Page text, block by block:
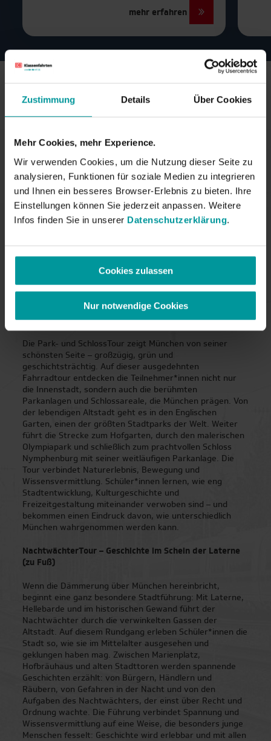
Zustimmung Details Über Cookies
Mehr Cookies, mehr Experience.
Wir verwenden Cookies, um die Nutzung dieser Seite zu
analysieren, Funktionen für soziale Medien zu integrieren
und Ihnen ein besseres Browser-Erlebnis zu bieten. Ihre
Einstellungen können Sie jederzeit anpassen. Weitere
Infos finden Sie in unserer Datenschutzerklärung.
Cookies zulassen
Nur notwendige Cookies
Graz
Haarlem
Kopenhagen
Mailand
Paris
Salzburg
Venedig
Warschau
Wien
Service
mehr erfahren
Die Schüler RadTour macht München für junge Menschen
stehenzubleiben, geht es mit dem Fahrrad direkt hinein
in die Stadt und ihre vielfältigen Facetten. So erleben
Schüler*innen die Metropole aktiv, abwechslungsreich
und mit viel Bewegung an der frischen Luft. Die Route
führt durch den idyllischen Englischen Garten, vorbei an
Rundum-Erlebnis, das bei Jugendlichen lange nachwirkt.
Die Guides sind erfahren im Umgang mit Schülergruppen
Park- und SchlossTour – Die grüne Seite Münchens
Die Park- und SchlossTour zeigt München von seiner
schönsten Seite – großzügig, grün und
geschichtsträchtig. Auf dieser ausgedehnten
Fahrradtour entdecken die Teilnehmer*innen nicht nur
die Innenstadt, sondern auch die berühmten
Parkanlagen und Schlossareale, die München prägen. Von
der lebendigen Altstadt geht es in den Englischen
Garten, einen der größten Stadtparks der Welt. Weiter
führt die Strecke zum Hofgarten, durch den malerischen
Olympiapark und schließlich zum prachtvollen Schloss
Nymphenburg mit seiner weitläufigen Parkanlage. Die
Tour verbindet Naturerlebnis, Bewegung und
Wissensvermittlung. Schüler*innen lernen, wie eng
Stadtentwicklung, Kulturgeschichte und
Freizeitgestaltung miteinander verwoben sind – und
bekommen einen Eindruck davon, wie unterschiedlich
München wahrgenommen werden kann.
NachtwächterTour – Geschichte im Schein der Laterne
(zu Fuß)
Wenn die Dämmerung über München hereinbricht,
beginnt eine ganz besondere Stadtführung: Mit Laterne,
Hellebarde und im historischen Gewand führt der
Nachtwächter durch die verwinkelten Gassen der
Altstadt. Auf diesem Rundgang erleben Schüler*innen die
Stadt so, wie sie im Mittelalter ausgesehen und
geklungen haben mag. Zwischen Marienplatz,
Hofbräuhaus und alten Stadttoren werden spannende
Geschichten erzählt: von Bürgern, Händlern und
Räubern, von Gefahren in der Nacht und von den
Aufgaben des Nachtwächters, der einst über Recht und
Ordnung wachte. Die Führung verbindet Spannung und
Wissensvermittlung auf eine Weise, die besonders junge
Menschen fesselt: Geschichte wird erlebbar und mit allen